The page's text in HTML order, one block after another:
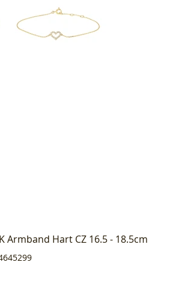
Armband Hart CZ 16.5 - 18.5cm